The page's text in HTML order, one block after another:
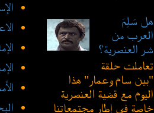
هل سَلِمَ
العرب من
شر العنصرية؟
تعاملت حلقة
"بين سام وعمار" هذا
اليوم مع قضية العنصرية
خاصة في إطار مجتمعاتنا